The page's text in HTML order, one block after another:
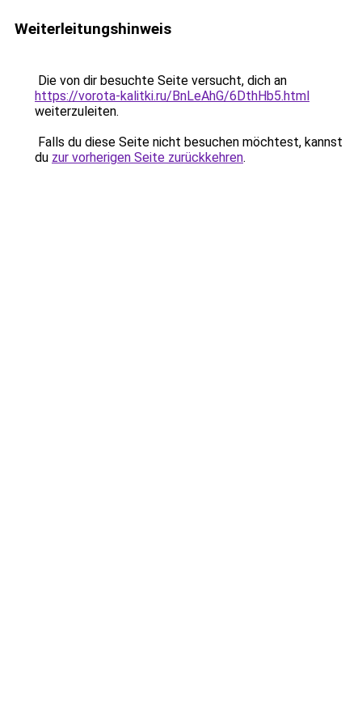
Weiterleitungshinweis
Die von dir besuchte Seite versucht, dich an
https://vorota-kalitki.ru/BnLeAhG/6DthHb5.html
weiterzuleiten.
Falls du diese Seite nicht besuchen möchtest, kannst
du zur vorherigen Seite zurückkehren.